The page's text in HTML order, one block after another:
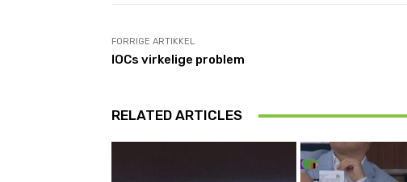
FORRIGE ARTIKKEL
IOCs virkelige problem
RELATED ARTICLES